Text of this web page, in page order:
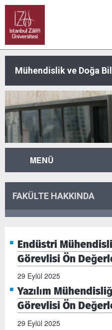
Mühendislik ve Doğa
MENÜ
FAKÜLTE HAKKINDA
Endüstri
Görevlisi Ön
29 Eylül 2025
Yazılım
Görevlisi Ön
29 Eylül 2025